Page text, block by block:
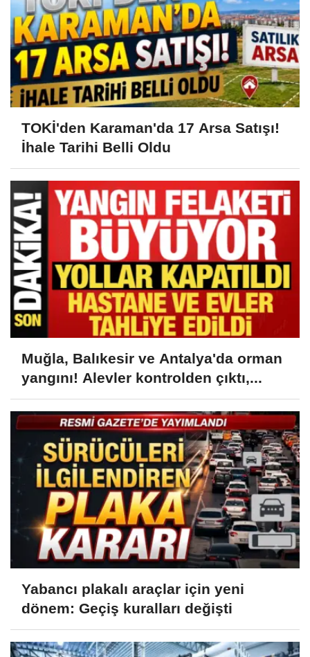
TOKİ'den Karaman'da 17 Arsa Satışı!
İhale Tarihi Belli Oldu
Muğla, Balıkesir ve Antalya'da orman
yangını! Alevler kontrolden çıktı,...
Yabancı plakalı araçlar için yeni
dönem: Geçiş kuralları değişti